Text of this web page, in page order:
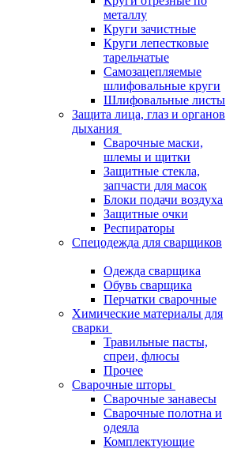
металлу
Круги зачистные
Круги лепестковые
тарельчатые
Самозацепляемые
шлифовальные круги
Шлифовальные листы
Защита лица, глаз и органов
дыхания
Сварочные маски,
шлемы и щитки
Защитные стекла,
запчасти для масок
Блоки подачи воздуха
Защитные очки
Респираторы
Спецодежда для сварщиков
Одежда сварщика
Обувь сварщика
Перчатки сварочные
Химические материалы для
сварки
Травильные пасты,
спреи, флюсы
Прочее
Сварочные шторы
Сварочные занавесы
Сварочные полотна и
одеяла
Комплектующие